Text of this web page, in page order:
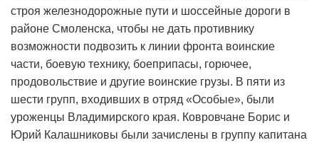
строя железнодорожные пути и шоссейные дороги в
районе Смоленска, чтобы не дать противнику
возможности подвозить к линии фронта воинские
части, боевую технику, боеприпасы, горючее,
продовольствие и другие воинские грузы. В пяти из
шести групп, входивших в отряд «Особые», были
уроженцы Владимирского края. Ковровчане Борис и
Юрий Калашниковы были зачислены в группу капитана